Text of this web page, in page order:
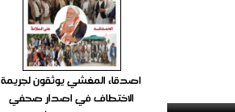
اصدقاء المغشي يوثقون لجريمة
الاختطاف في اصدار صحفي